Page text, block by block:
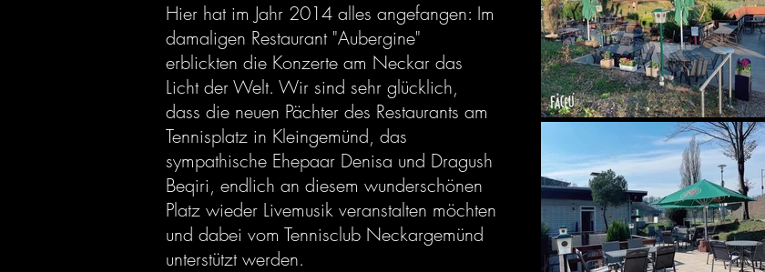
Hier hat im Jahr 2014 alles angefangen: Im
damaligen Restaurant "Aubergine"
erblickten die Konzerte am Neckar das
Licht der Welt. Wir sind sehr glücklich,
dass die neuen Pächter des Restaurants am
Tennisplatz in Kleingemünd, das
sympathische Ehepaar Denisa und Dragush
Beqiri, endlich an diesem wunderschönen
Platz wieder Livemusik veranstalten möchten
und dabei vom Tennisclub Neckargemünd
unterstützt werden.